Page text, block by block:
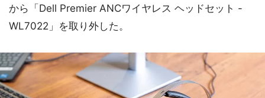
から「Dell Premier ANCワイヤレス ヘッドセット -
WL7022」を取り外した。